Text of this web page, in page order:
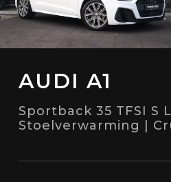
AUDI A1
Sportback 35 TFSI S
Stoelverwarming |